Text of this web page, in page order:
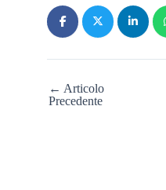
← Articolo
Precedente